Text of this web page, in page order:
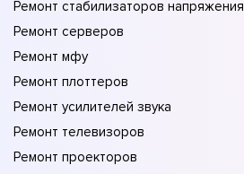
Ремонт стабилизаторов напряжения
Ремонт серверов
Ремонт мфу
Ремонт плоттеров
Ремонт усилителей звука
Ремонт телевизоров
Ремонт проекторов